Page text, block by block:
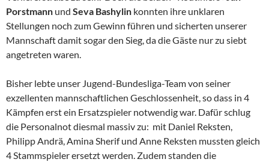
Porstmann und Seva Bashylin konnten ihre unklaren
Stellungen noch zum Gewinn führen und sicherten unserer
Mannschaft damit sogar den Sieg, da die Gäste nur zu siebt
angetreten waren.
Bisher lebte unser Jugend-Bundesliga-Team von seiner
exzellenten mannschaftlichen Geschlossenheit, so dass in 4
Kämpfen erst ein Ersatzspieler notwendig war. Dafür schlug
die Personalnot diesmal massiv zu: mit Daniel Reksten,
Philipp Andrä, Amina Sherif und Anne Reksten mussten gleich
4 Stammspieler ersetzt werden. Zudem standen die